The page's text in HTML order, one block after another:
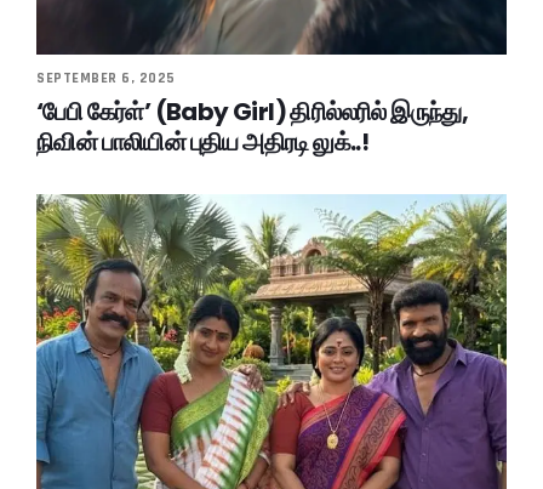
SEPTEMBER 6, 2025
‘பேபி கேர்ள்’ (Baby Girl) திரில்லரில் இருந்து,
நிவின் பாலியின் புதிய அதிரடி லுக்..!